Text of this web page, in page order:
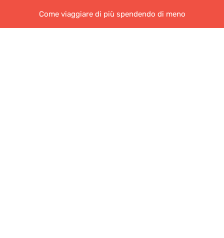
Come viaggiare di più spendendo di meno